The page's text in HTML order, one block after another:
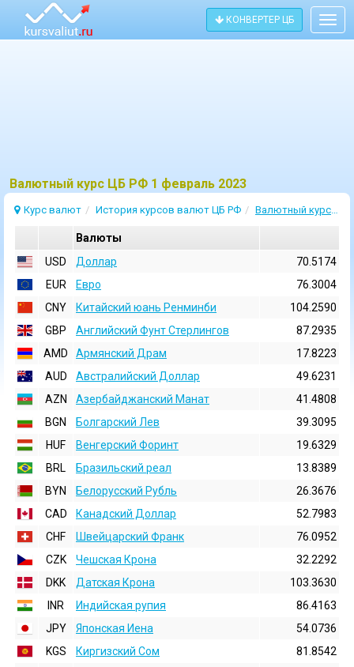
КОНВЕРТЕР ЦБ
Bалютный курс ЦБ РФ 1 февраль 2023
Курс валют История курсов валют ЦБ РФ Валютный курс 1 Февраль 2023
Валюты
USD
Доллар
70.5174
EUR
Евро
76.3004
CNY
Китайский юань Ренминби
104.2590
GBP
Английский Фунт Стерлингов
87.2935
AMD
Армянский Драм
17.8223
AUD
Австралийский Доллар
49.6231
AZN
Азербайджанский Манат
41.4808
BGN
Болгарский Лев
39.3095
HUF
Венгерский Форинт
19.6329
BRL
Бразильский реал
13.8389
BYN
Белорусский Рубль
26.3676
CAD
Канадский Доллар
52.7983
CHF
Швейцарский Франк
76.0952
CZK
Чешская Крона
32.2292
DKK
Датская Крона
103.3630
INR
Индийская pупия
86.4163
JPY
Японская Иена
54.0736
KGS
Киргизский Сом
81.8542